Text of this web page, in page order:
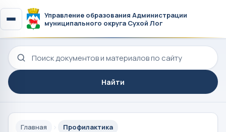
Управление образования Администрации
муниципального округа Сухой Лог
Поиск по сайту
Найти
Главная Профилактика